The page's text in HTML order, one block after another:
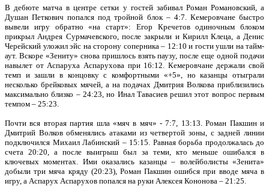
В дебюте матча в центре сетки у гостей забивал Роман Романовский, а
Душан Петкович попался под тройной блок – 4:7. Кемеровчане быстро
вывели игру обратно «на старт»: Егор Кречетов одиночным блоком
прикрыл Андрея Сурмачевского, после закрыли и Кирилл Клеца, а Денис
Черейский уложил эйс на сторону соперника – 12:10 и гости ушли на тайм-
аут. Вскоре «Зениту» снова пришлось взять паузу, после еще одной подачи
навылет от Аспаруха Аспарухова при 16:12. Кемеровчане держали свой
темп и зашли в концовку с комфортными «+5», но казанцы отыграли
несколько брейковых мячей, а на подачах Дмитрия Волкова приблизились
максимально близко – 24:23, но Инал Тавасиев решил этот вопрос первым
темпом – 25:23.
Почти вся вторая партия шла «мяч в мяч» - 7:7, 13:13. Роман Пакшин и
Дмитрий Волков обменялись атаками из четвертой зоны, с задней линии
подключился Михаил Лабинский – 15:15. Равная борьба продолжалась до
счета 20:20, а после выигрыш был за теми, кто меньше ошибался в
ключевых моментах. Ими оказались казанцы – волейболисты «Зенита»
добыли три мяча кряду (20:23), Роман Пакшин ошибся при вводе мяча в
игру, а Аспарух Аспарухов попался на руки Алексея Кононова – 21:25.